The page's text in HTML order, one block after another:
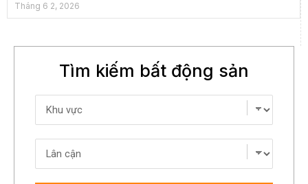
Tháng 6 2, 2026
Tìm kiếm bất động sản